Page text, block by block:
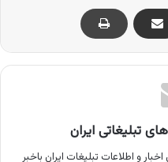
تبلیغاتی ایران
و اطلاعات تبلیغات ایران باخبر